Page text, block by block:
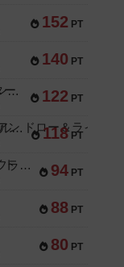
152 PT
140 PT
122 PT
ドブル：ポケットモンスター
118 PT
ジャンヌ・ダルク-オルレアン ドロー＆ライト
94 PT
ファースト・イン・フライト
88 PT
80 PT